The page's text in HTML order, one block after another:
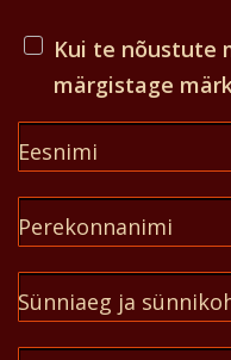
Kui te nõustute
märgistage
Eesnimi
Perekonnanimi
Sünniaeg ja